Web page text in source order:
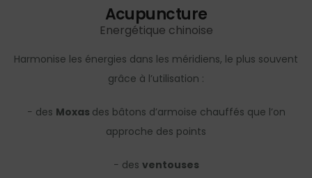
Acupuncture
Energétique chinoise
Harmonise les énergies dans les méridiens, le plus souvent
grâce à l’utilisation :
− des Moxas des bâtons d’armoise chauffés que l’on
approche des points
− des ventouses